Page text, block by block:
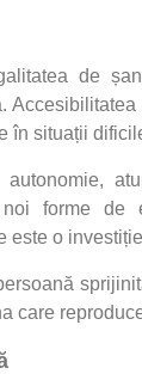
de
în situații
forme de
este o
care